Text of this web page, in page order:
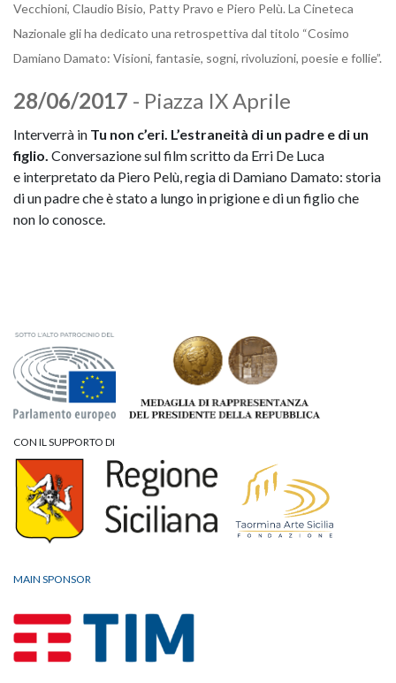
Vecchioni, Claudio Bisio, Patty Pravo e Piero Pelù. La Cineteca
Nazionale gli ha dedicato una retrospettiva dal titolo “Cosimo
Damiano Damato: Visioni, fantasie, sogni, rivoluzioni, poesie e follie”.
28/06/2017 - Piazza IX Aprile
Interverrà in Tu non c’eri. L’estraneità di un padre e di un
figlio. Conversazione sul film scritto da Erri De Luca
e interpretato da Piero Pelù, regia di Damiano Damato: storia
di un padre che è stato a lungo in prigione e di un figlio che
non lo conosce.
CON IL SUPPORTO DI
MAIN SPONSOR